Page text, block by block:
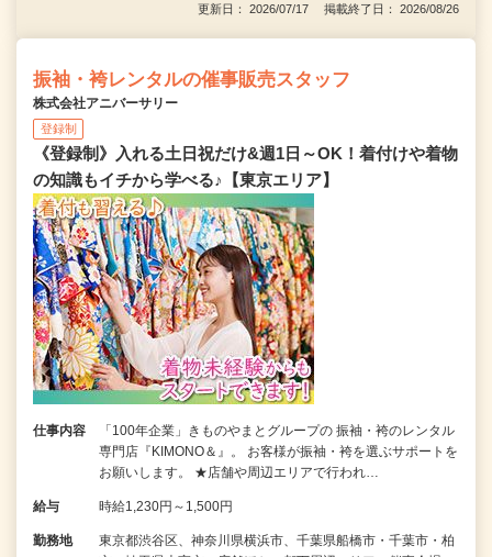
更新日： 2026/07/17 掲載終了日： 2026/08/26
振袖・袴レンタルの催事販売スタッフ
株式会社アニバーサリー
登録制
《登録制》入れる土日祝だけ&週1日～OK！着付けや着物
の知識もイチから学べる♪【東京エリア】
仕事内容
「100年企業」きものやまとグループの 振袖・袴のレンタル
専門店『KIMONO＆』。 お客様が振袖・袴を選ぶサポートを
お願いします。 ★店舗や周辺エリアで行われ…
給与 時給1,230円～1,500円
勤務地
東京都渋谷区、神奈川県横浜市、千葉県船橋市・千葉市・柏